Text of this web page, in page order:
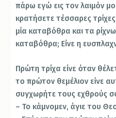
πάρω εγώ εις τον λαιμόν
κρατήσετε τέσσαρες
μία καταβόθρα και τα
καταβόθρα; Είνε η
Πρώτη τρίχα είνε όταν
το πρώτον θεμέλιον είνε
συγχωρήτε τους εχθρούς
– Το κάμνομεν, άγιε του